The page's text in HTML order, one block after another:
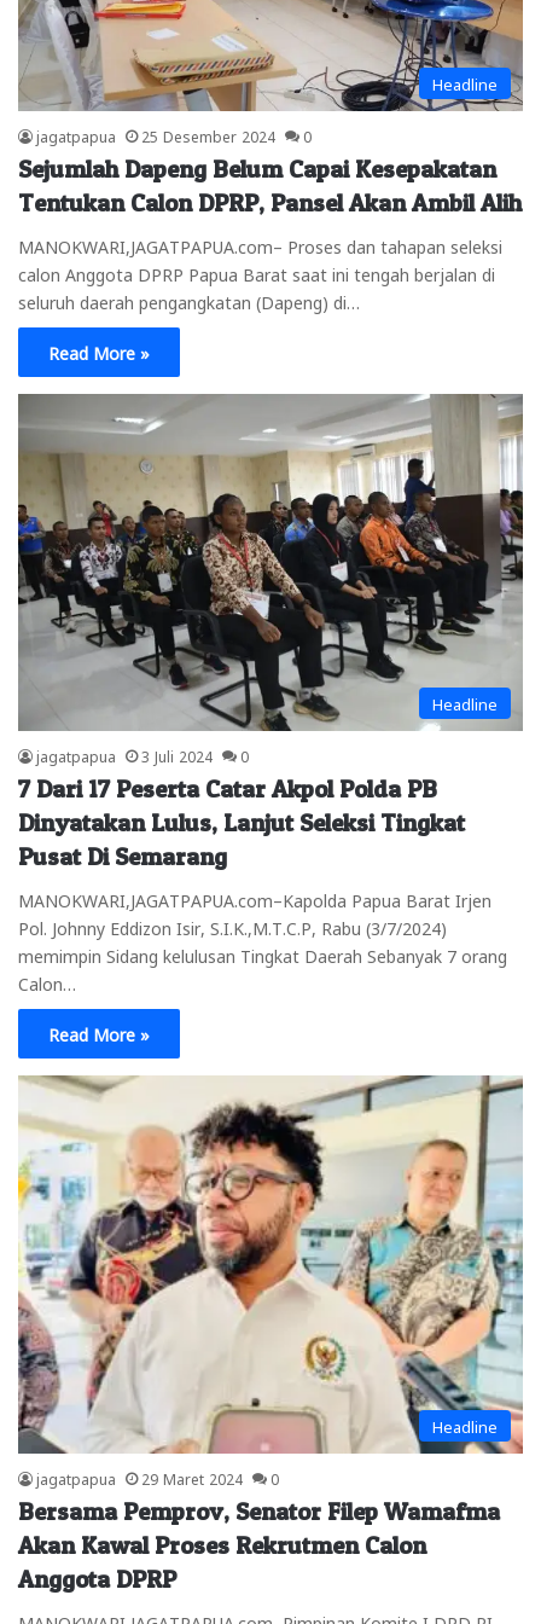
Headline
jagatpapua 25 Desember 2024 0
Sejumlah Dapeng Belum Capai Kesepakatan
Tentukan Calon DPRP, Pansel Akan Ambil Alih
MANOKWARI,JAGATPAPUA.com– Proses dan tahapan seleksi
calon Anggota DPRP Papua Barat saat ini tengah berjalan di
seluruh daerah pengangkatan (Dapeng) di…
Read More »
Headline
jagatpapua 3 Juli 2024 0
7 Dari 17 Peserta Catar Akpol Polda PB
Dinyatakan Lulus, Lanjut Seleksi Tingkat
Pusat Di Semarang
MANOKWARI,JAGATPAPUA.com–Kapolda Papua Barat Irjen
Pol. Johnny Eddizon Isir, S.I.K.,M.T.C.P, Rabu (3/7/2024)
memimpin Sidang kelulusan Tingkat Daerah Sebanyak 7 orang
Calon…
Read More »
Headline
jagatpapua 29 Maret 2024 0
Bersama Pemprov, Senator Filep Wamafma
Akan Kawal Proses Rekrutmen Calon
Anggota DPRP